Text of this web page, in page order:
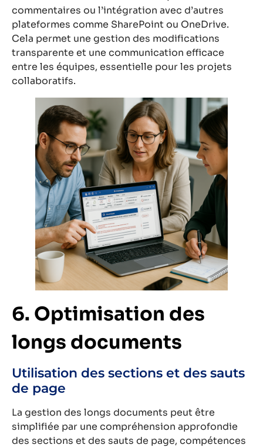
commentaires ou l’intégration avec d’autres
plateformes comme SharePoint ou OneDrive.
Cela permet une gestion des modifications
transparente et une communication efficace
entre les équipes, essentielle pour les projets
collaboratifs.
6. Optimisation des
longs documents
Utilisation des sections et des sauts
de page
La gestion des longs documents peut être
simplifiée par une compréhension approfondie
des sections et des sauts de page, compétences